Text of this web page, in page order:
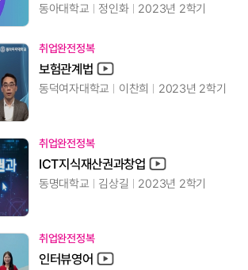
동아대학교 정인화 2023년 2학기
취업완전정복
보험관계법
동덕여자대학교 이찬희 2023년 2학기
취업완전정복
ICT지식재산권과창업
동명대학교 김상길 2023년 2학기
취업완전정복
인터뷰영어